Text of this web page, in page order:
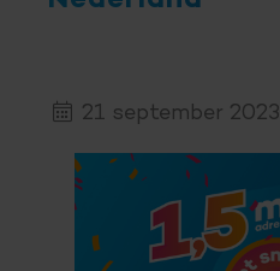
21 september 2023